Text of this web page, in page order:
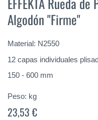
comienzo
de
la
de
imágenes
Algodón "Firme"
Material: N2550
12 capas individuales
150 - 600 mm
Peso: kg
23,53 €